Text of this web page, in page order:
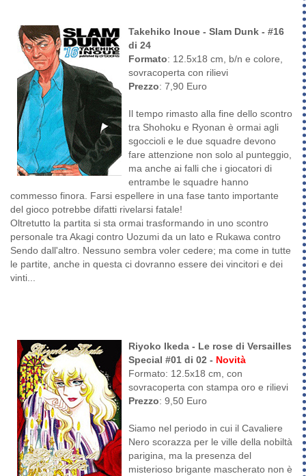
Takehiko Inoue - Slam Dunk - #16
di 24
Formato: 12.5x18 cm, b/n e colore,
sovracoperta con rilievi
Prezzo: 7,90 Euro
Il tempo rimasto alla fine dello scontro
tra Shohoku e Ryonan è ormai agli
sgoccioli e le due squadre devono
fare attenzione non solo al punteggio,
ma anche ai falli che i giocatori di
entrambe le squadre hanno
commesso finora. Farsi espellere in una fase tanto importante
del gioco potrebbe difatti rivelarsi fatale!
Oltretutto la partita si sta ormai trasformando in uno scontro
personale tra Akagi contro Uozumi da un lato e Rukawa contro
Sendo dall'altro. Nessuno sembra voler cedere; ma come in tutte
le partite, anche in questa ci dovranno essere dei vincitori e dei
vinti...
Riyoko Ikeda - Le rose di Versailles
Special #01 di 02 - Novità
Formato: 12.5x18 cm, con
sovracoperta con stampa oro e rilievi
Prezzo: 9,50 Euro
Siamo nel periodo in cui il Cavaliere
Nero scorazza per le ville della nobiltà
parigina, ma la presenza del
misterioso brigante mascherato non è